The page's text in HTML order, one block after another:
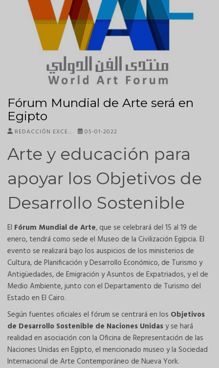
Fórum Mundial de Arte será en
Egipto
REDACCIÓN EXCE… 05-01-2022
Arte y educación para
apoyar los Objetivos de
Desarrollo Sostenible
El Fórum Mundial de Arte, que se celebrará del 15 al 19 de
enero, tendrá como sede el Museo de la Civilización Egipcia. El
evento se realizará bajo los auspicios de los ministerios de
Cultura, de Planificación y Desarrollo Económico, de Turismo y
Antigüedades, de Emigración y Asuntos de Expatriados, y el de
Medio Ambiente, junto con el Departamento de Turismo del
Estado en El Cairo.
Según fuentes oficiales el fórum se centrará en los Objetivos
de Desarrollo Sostenible de Naciones Unidasy se hará
realidad en asociación con la Oficina de Representación de las
Naciones Unidas en Egipto, el mencionado museo y la Sociedad
Internacional de Arte Contemporáneo de Nueva York.